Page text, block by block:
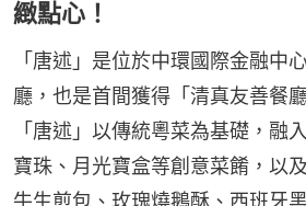
緻點心！
「唐述」是位於中環國際金融中
廳，也是首間獲得「清真友善餐
「唐述」以傳統粵菜為基礎，融
寶珠、月光寶盒等創意菜餚，以